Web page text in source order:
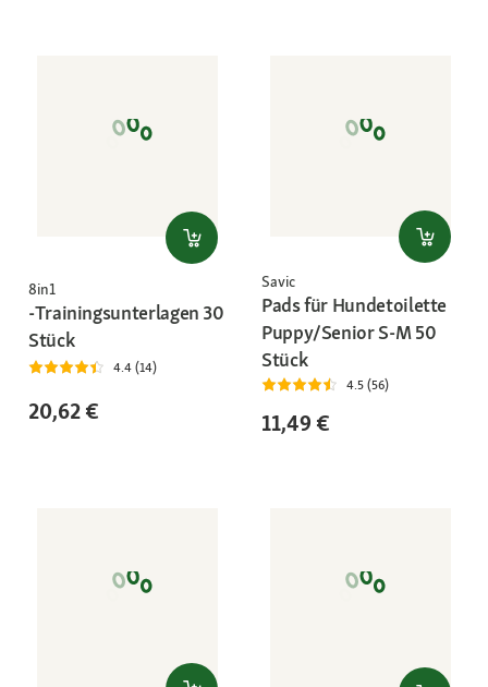
8in1
-Trainingsunterlagen 30
Stück
4.4 (14)
20,62 €
Savic
Pads für Hundetoilette
Puppy/Senior S-M 50
Stück
4.5 (56)
11,49 €